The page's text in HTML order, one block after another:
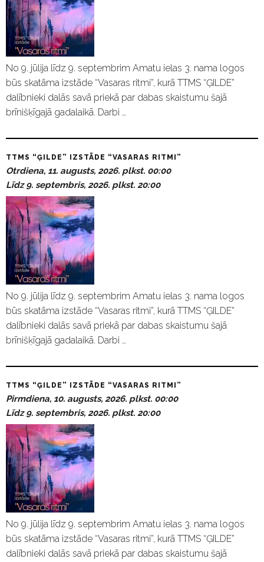
No 9. jūlija līdz 9. septembrim Amatu ielas 3. nama logos
būs skatāma izstāde “Vasaras ritmi”, kurā TTMS “ĢILDE”
dalībnieki dalās savā priekā par dabas skaistumu šajā
brīnišķīgajā gadalaikā. Darbi …
TTMS “ĢILDE” IZSTĀDE “VASARAS RITMI”
Otrdiena, 11. augusts, 2026. plkst. 00:00
Līdz 9. septembris, 2026. plkst. 20:00
No 9. jūlija līdz 9. septembrim Amatu ielas 3. nama logos
būs skatāma izstāde “Vasaras ritmi”, kurā TTMS “ĢILDE”
dalībnieki dalās savā priekā par dabas skaistumu šajā
brīnišķīgajā gadalaikā. Darbi …
TTMS “ĢILDE” IZSTĀDE “VASARAS RITMI”
Pirmdiena, 10. augusts, 2026. plkst. 00:00
Līdz 9. septembris, 2026. plkst. 20:00
No 9. jūlija līdz 9. septembrim Amatu ielas 3. nama logos
būs skatāma izstāde “Vasaras ritmi”, kurā TTMS “ĢILDE”
dalībnieki dalās savā priekā par dabas skaistumu šajā